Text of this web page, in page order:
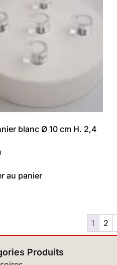
blanc Ø 10 cm H. 2,4
au panier
1 2
Produits